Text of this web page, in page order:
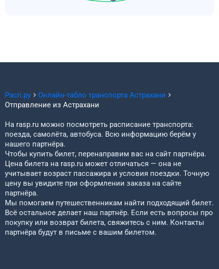
Расп.ру Онлайн-табло транспорта Астрахани
Отправление из Астрахани
На rasp.ru можно посмотреть расписание транспорта:
поезда, самолёта, автобуса. Всю информацию берём у
нашего партнёра.
Чтобы купить билет, перенаправим вас на сайт партнёра.
Цена билета на rasp.ru может отличаться — она не
учитывает возраст пассажира и условия поездки. Точную
цену вы увидите при оформлении заказа на сайте
партнёра.
Мы помогаем путешественникам найти подходящий билет.
Всё остальное делает наш партнёр. Если есть вопросы про
покупку или возврат билета, свяжитесь с ним. Контакты
партнёра будут в письме с вашим билетом.